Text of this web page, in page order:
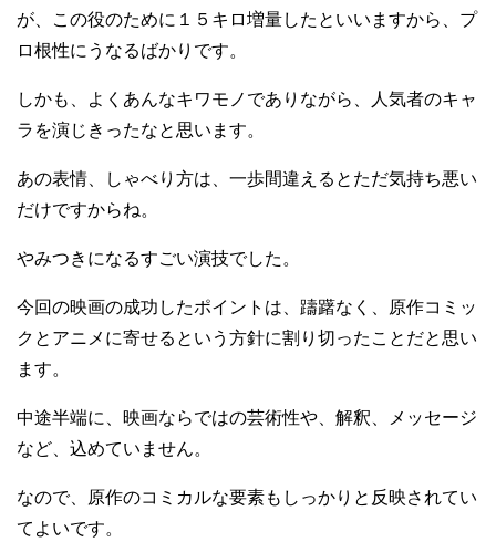
が、この役のために１５キロ増量したといいますから、プ
ロ根性にうなるばかりです。
しかも、よくあんなキワモノでありながら、人気者のキャ
ラを演じきったなと思います。
あの表情、しゃべり方は、一歩間違えるとただ気持ち悪い
だけですからね。
やみつきになるすごい演技でした。
今回の映画の成功したポイントは、躊躇なく、原作コミッ
クとアニメに寄せるという方針に割り切ったことだと思い
ます。
中途半端に、映画ならではの芸術性や、解釈、メッセージ
など、込めていません。
なので、原作のコミカルな要素もしっかりと反映されてい
てよいです。